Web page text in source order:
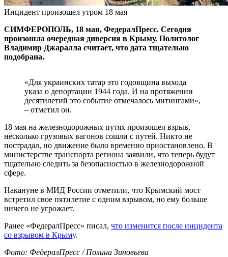
Инцидент произошел утром 18 мая
СИМФЕРОПОЛЬ, 18 мая, ФедералПресс. Сегодня
произошла очередная диверсия в Крыму. Политолог
Владимир Джаралла считает, что дата тщательно
подобрана.
«Для украинских татар это годовщина выхода
указа о депортации 1944 года. И на протяжении
десятилетий это событие отмечалось митингами»,
– отметил он.
18 мая на железнодорожных путях произошел взрыв,
несколько грузовых вагонов сошли с путей. Никто не
пострадал, но движение было временно приостановлено. В
министерстве транспорта региона заявили, что теперь будут
тщательно следить за безопасностью в железнодорожной
сфере.
Накануне в МИД России отметили, что Крымский мост
встретил свое пятилетие с одним взрывом, но ему больше
ничего не угрожает.
Ранее «ФедералПресс» писал, что изменится после инцидента
со взрывом в Крыму.
Фото: ФедералПресс / Полина Зиновьева